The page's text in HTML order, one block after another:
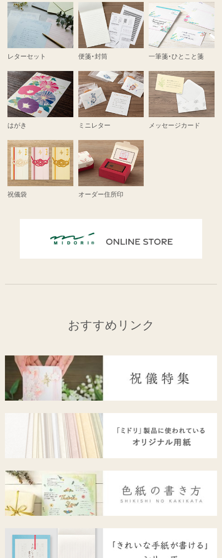
レターセット 便箋・封筒 一筆箋・ひとこと箋
はがき ミニレター メッセージカード
祝儀袋 オーダー住所印
おすすめリンク